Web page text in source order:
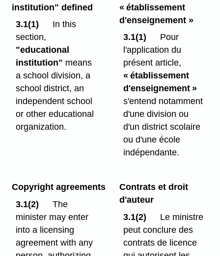
institution" defined
3.1(1)
In this
section,
"educational
institution" means
a school division, a
school district, an
independent school
or other educational
organization.
« établissement
d'enseignement »
3.1(1)
Pour
l'application du
présent article,
« établissement
d'enseignement »
s'entend notamment
d'une division ou
d'un district scolaire
ou d'une école
indépendante.
Copyright agreements
3.1(2)
The
minister may enter
into a licensing
agreement with any
Contrats et droit
d'auteur
3.1(2)
Le ministre
peut conclure des
contrats de licence